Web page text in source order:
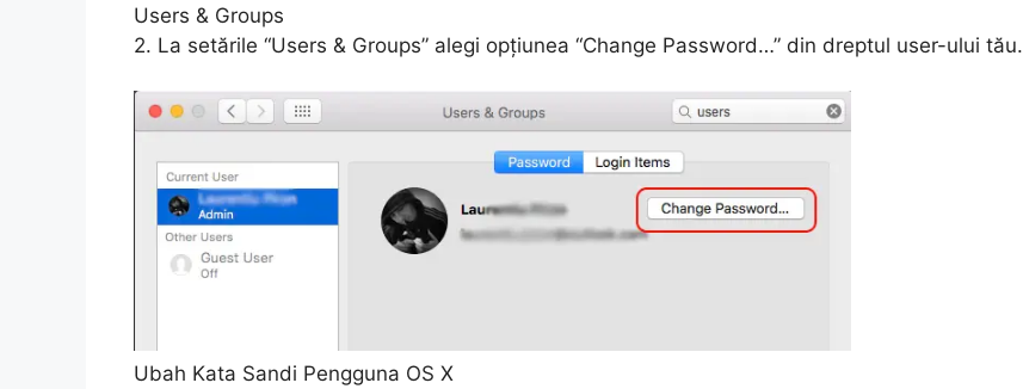
Users & Groups
2. La setările “Users & Groups” alegi opțiunea “Change Password…” din dreptul user-ului tău.
Ubah Kata Sandi Pengguna OS X